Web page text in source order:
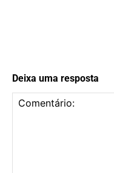
Deixa uma resposta